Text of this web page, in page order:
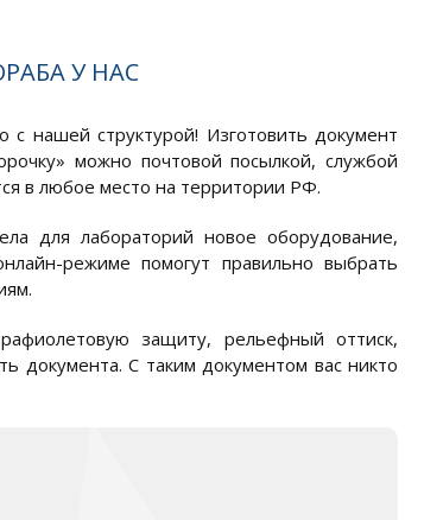
У НАС
нашей структурой! Изготовить документ
можно почтовой посылкой, службой
в любое место на территории РФ.
для лабораторий новое оборудование,
режиме помогут правильно выбрать
защиту, рельефный оттиск,
документа. С таким документом вас никто